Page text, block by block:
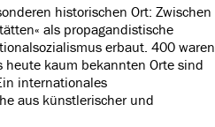
historischen Ort: Zwischen
als propagandistische
erbaut. 400 waren
kaum bekannten Orte sind
internationales
aus künstlerischer und